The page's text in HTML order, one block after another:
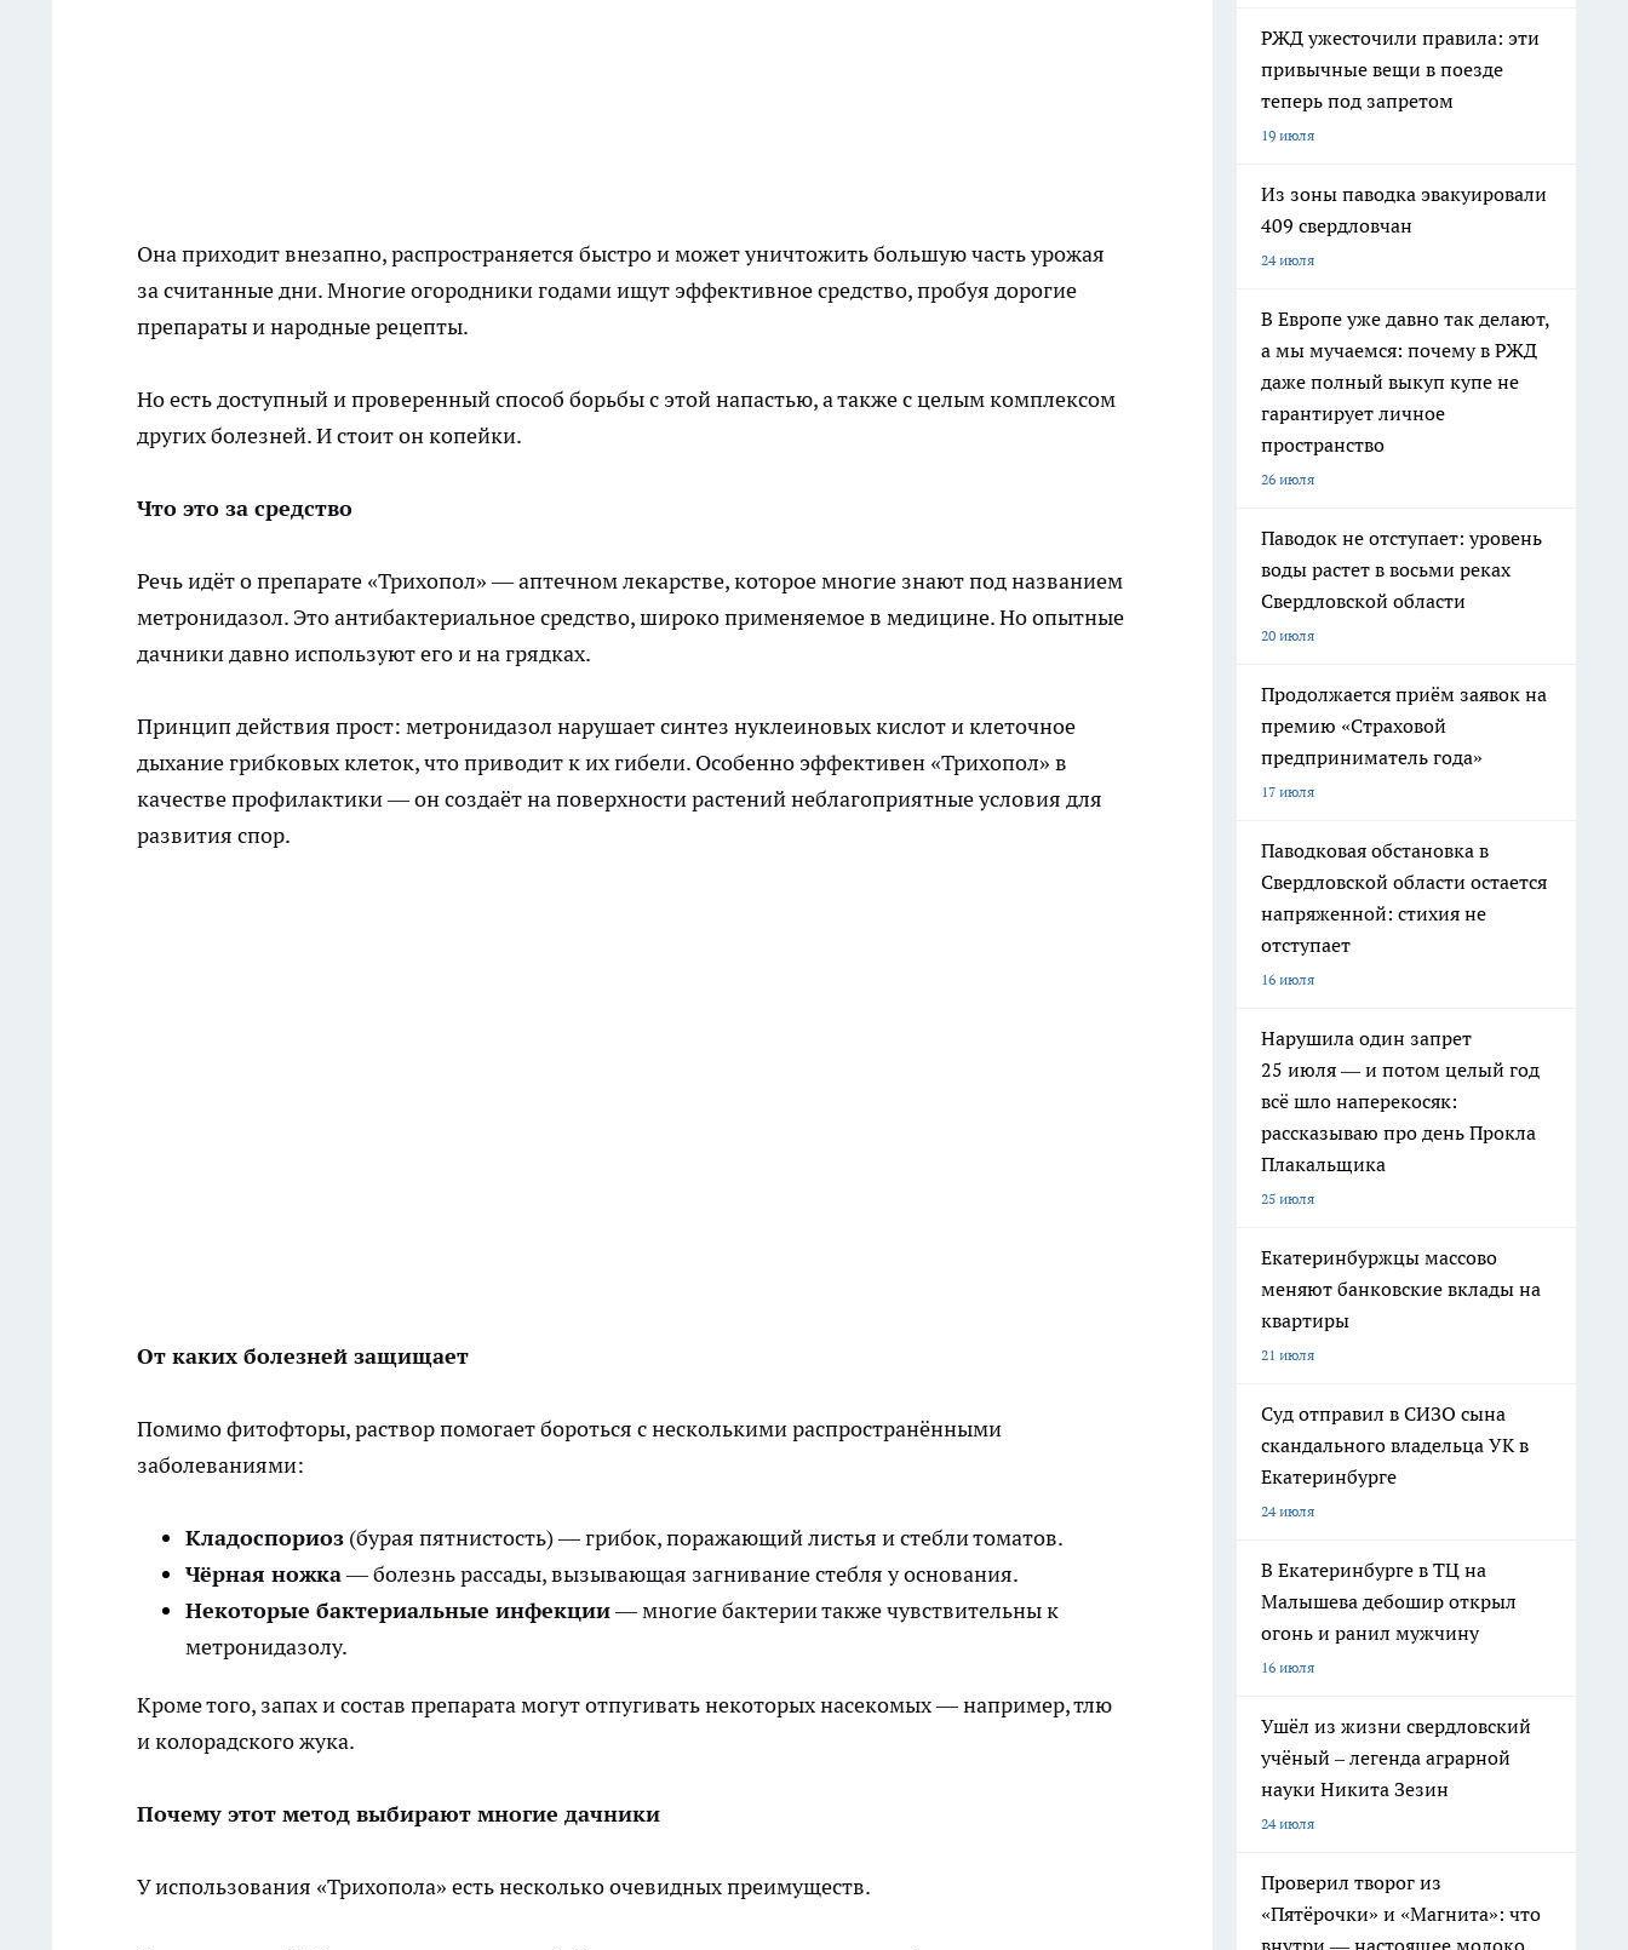
Она приходит внезапно, распространяется быстрои может уничтожить большую часть урожая
за считанные дни. Многие огородники годами ищут эффективное средство, пробуя дорогие
препараты и народные рецепты.
Но есть доступный и проверенный способ борьбы с этой напастью, а также с целым комплексом
других болезней. И стоит он копейки.
Что это за средство
Речь идёт о препарате «Трихопол» — аптечном лекарстве, которое многие знают под названием
метронидазол. Это антибактериальное средство, широко применяемое в медицине. Но опытные
дачники давно используют его и на грядках.
Принцип действия прост: метронидазол нарушает синтез нуклеиновых кислот и клеточное
дыхание грибковых клеток, что приводит к их гибели. Особенно эффективен «Трихопол» в
качестве профилактики — он создаёт на поверхности растений неблагоприятные условия для
развития спор.
От каких болезней защищает
Помимо фитофторы, раствор помогает бороться с несколькими распространёнными
заболеваниями:
Кладоспориоз (бурая пятнистость) — грибок, поражающий листья и стебли томатов.
Чёрная ножка— болезнь рассады, вызывающая загнивание стебля у основания.
Некоторые бактериальные инфекции— многие бактерии также чувствительны к
метронидазолу.
Кроме того, запах и состав препарата могут отпугивать некоторых насекомых — например, тлю
и колорадского жука.
Почему этот метод выбирают многие дачники
У использования «Трихопола» есть несколько очевидных преимуществ.
РЖД ужесточили правила: эти
привычные вещи в поезде
теперь под запретом
19 июля
Из зоны паводка эвакуировали
409 свердловчан
24 июля
В Европе уже давно так делают,
а мы мучаемся: почему в РЖД
даже полный выкуп купе не
гарантирует личное
пространство
26 июля
Паводок не отступает: уровень
воды растет в восьми реках
Свердловской области
20 июля
Продолжается приём заявок на
премию «Страховой
предприниматель года»
17 июля
Паводковая обстановка в
Свердловской области остается
напряженной: стихия не
отступает
16 июля
Нарушила один запрет
25 июля — и потом целый год
всё шло наперекосяк:
рассказываю про день Прокла
Плакальщика
25 июля
Екатеринбуржцы массово
меняют банковские вклады на
квартиры
21 июля
Суд отправил в СИЗО сына
скандального владельца УК в
Екатеринбурге
24 июля
В Екатеринбурге в ТЦ на
Малышева дебошир открыл
огонь и ранил мужчину
16 июля
Ушёл из жизни свердловский
учёный – легенда аграрной
науки Никита Зезин
24 июля
Проверил творог из
«Пятёрочки» и «Магнита»: что
внутри — настоящее молоко